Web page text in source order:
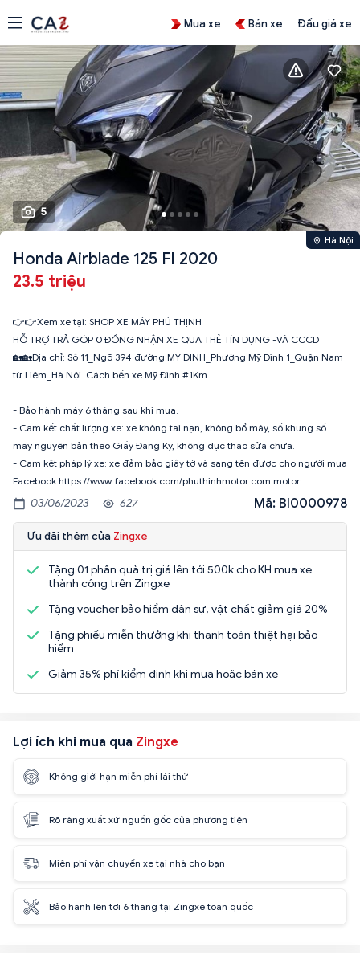
Mua xe Bán xe Đấu giá xe
5
Hà Nội
Honda Airblade 125 FI 2020
23.5 triệu
👉👉Xem xe tại: SHOP XE MÁY PHÚ THỊNH
HỖ TRỢ TRẢ GÓP 0 ĐỒNG NHẬN XE QUA THẺ TÍN DỤNG -VÀ CCCD
🏡🏡Địa chỉ: Số 11_Ngõ 394 đường MỸ ĐÌNH_Phường Mỹ Đình 1_Quận Nam
từ Liêm_Hà Nội. Cách bến xe Mỹ Đình #1Km.
- Bảo hành máy 6 tháng sau khi mua.
- Cam kết chất lượng xe: xe không tai nạn, không bổ máy, số khung số
máy nguyên bản theo Giấy Đăng Ký, không đục tháo sửa chữa.
- Cam kết pháp lý xe: xe đảm bảo giấy tờ và sang tên được cho người mua
Facebook:https://www.facebook.com/phuthinhmotor.com.motor
03/06/2023 627 Mã: BI0000978
Ưu đãi thêm của Zingxe
Tặng 01 phần quà trị giá lên tới 500k cho KH mua xe
thành công trên Zingxe
Tặng voucher bảo hiểm dân sự, vật chất giảm giá 20%
Tặng phiếu miễn thưởng khi thanh toán thiệt hại bảo
hiểm
Giảm 35% phí kiểm định khi mua hoặc bán xe
Lợi ích khi mua qua Zingxe
Không giới hạn miễn phí lái thử
Rõ ràng xuất xứ nguồn gốc của phương tiện
Miễn phí vận chuyển xe tại nhà cho bạn
Bảo hành lên tới 6 tháng tại Zingxe toàn quốc